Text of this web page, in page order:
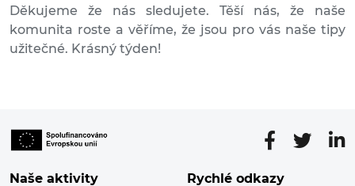
Děkujeme že nás sledujete. Těší nás, že naše
komunita roste a věříme, že jsou pro vás naše tipy
užitečné. Krásný týden!
Naše aktivity Rychlé odkazy